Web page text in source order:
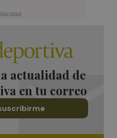
actualidad de
en tu correo